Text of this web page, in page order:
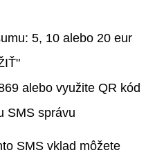
5, 10 alebo 20 eur
alebo využite QR kód
SMS správu
SMS vklad môžete